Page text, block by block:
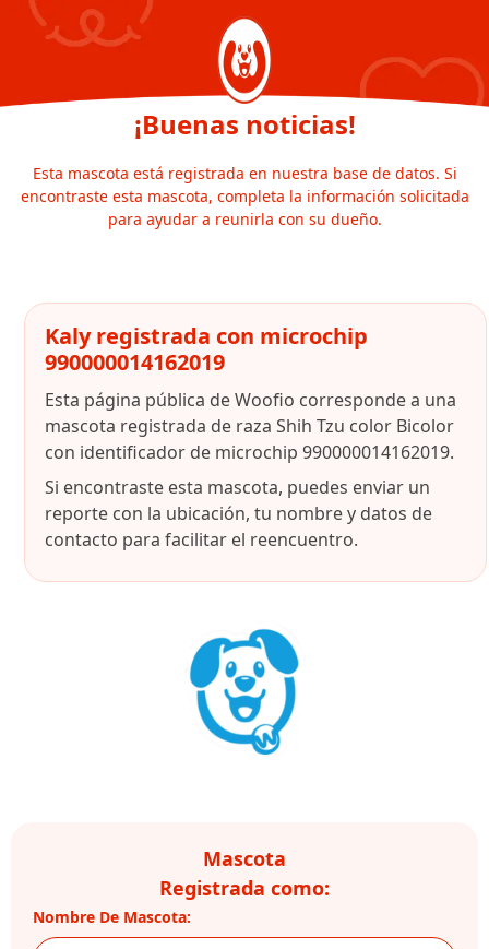
¡Buenas noticias!
Esta mascota está registrada en nuestra base de datos. Si
encontraste esta mascota, completa la información solicitada
para ayudar a reunirla con su dueño.
Kaly registrada con microchip
990000014162019
Esta página pública de Woofio corresponde a una
mascota registrada de raza Shih Tzu color Bicolor
con identificador de microchip 990000014162019.
Si encontraste esta mascota, puedes enviar un
reporte con la ubicación, tu nombre y datos de
contacto para facilitar el reencuentro.
Mascota
Registrada como:
Nombre De Mascota: